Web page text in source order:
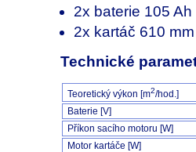
2x baterie 105 Ah
2x kartáč 610 mm
Technické
Teoretický výkon [m2/hod.]
Baterie [V]
Příkon sacího motoru [W]
Motor kartáče [W]